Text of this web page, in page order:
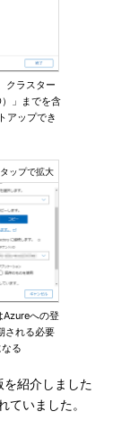
クラスター
」までを含
アップでき
への登
される必要
る
紹介しました
ていました。